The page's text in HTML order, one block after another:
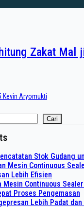
Zakat Mal
Kevin Aryomukti
Cari
Stok Gudang
Mesin Continuous
Lebih Efisien
Mesin Continuous
Proses Pengemasan
Lebih Padat dan